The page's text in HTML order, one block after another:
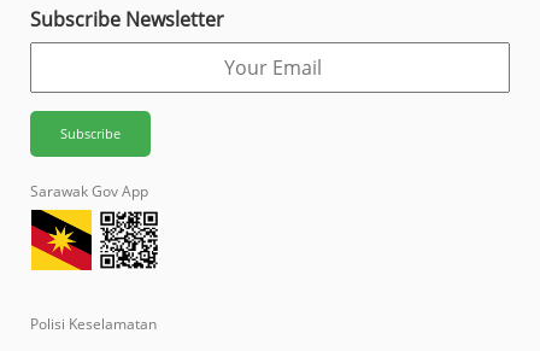
Subscribe Newsletter
Sarawak Gov App
Polisi Keselamatan